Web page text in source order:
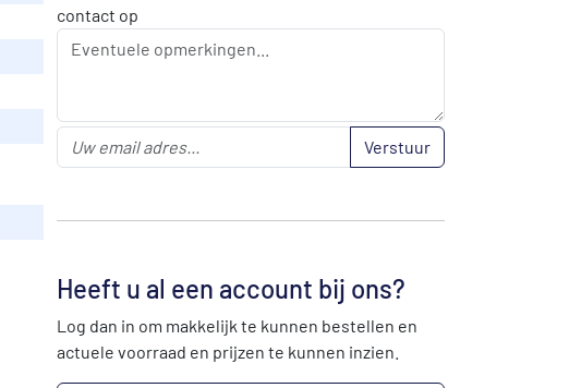
contact op
Verstuur
Heeft u al een account bij ons?
Log dan in om makkelijk te kunnen bestellen en
actuele voorraad en prijzen te kunnen inzien.